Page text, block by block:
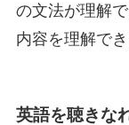
の文法が理解
内容を理解で
英語を聴きな